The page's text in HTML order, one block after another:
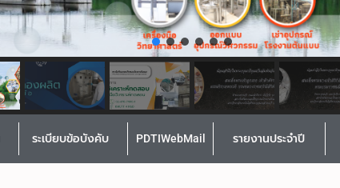
ระเบียบข้อบังคับ PDTIWebMail รายงานประจำปี